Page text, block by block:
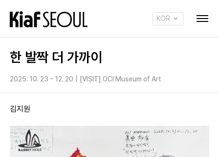
KOR
한 발짝 더 가까이
2025. 10. 23 – 12. 20 [VISIT] OCI Museum of Art
김지원